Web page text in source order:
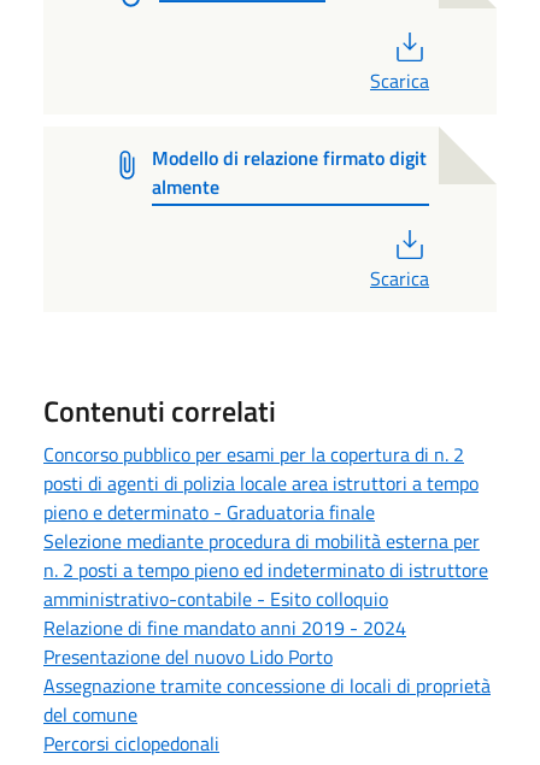
Scarica
Modello di relazione firmato digit
almente
Scarica
Contenuti correlati
Concorso pubblico per esami per la copertura di n. 2
posti di agenti di polizia locale area istruttori a tempo
pieno e determinato - Graduatoria finale
Selezione mediante procedura di mobilità esterna per
n. 2 posti a tempo pieno ed indeterminato di istruttore
amministrativo-contabile - Esito colloquio
Relazione di fine mandato anni 2019 - 2024
Presentazione del nuovo Lido Porto
Assegnazione tramite concessione di locali di proprietà
del comune
Percorsi ciclopedonali